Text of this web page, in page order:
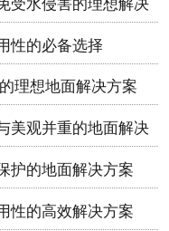
受水侵害的理想解决
性的必备选择
理想地面解决方案
美观并重的地面解决
护的地面解决方案
性的高效解决方案